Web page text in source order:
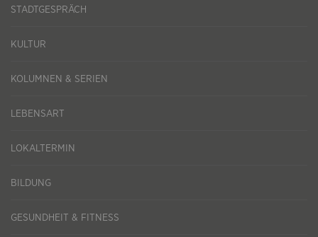
STADTGESPRÄCH
KULTUR
KOLUMNEN & SERIEN
LEBENSART
LOKALTERMIN
BILDUNG
GESUNDHEIT & FITNESS